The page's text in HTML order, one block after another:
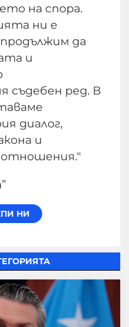
на спора.
ни е
да
и
съдебен ред. В
диалог,
и